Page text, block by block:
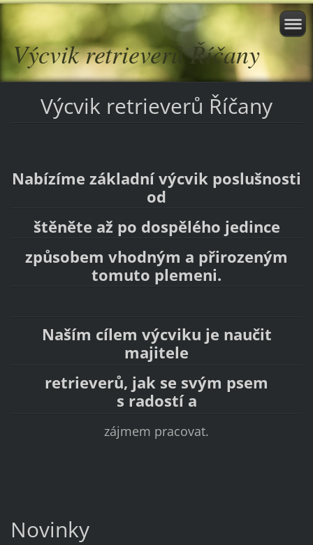
Výcvik retrieverů Říčany
Výcvik retrieverů Říčany
Nabízíme základní výcvik poslušnosti
od
štěněte až po dospělého jedince
způsobem vhodným a přirozeným
tomuto plemeni.
Naším cílem výcviku je naučit
majitele
retrieverů, jak se svým psem
s radostí a
zájmem pracovat.
Novinky